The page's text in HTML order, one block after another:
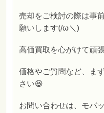
売却をご検討の際は事
願いします(/ω＼)
高価買取を心がけて頑
価格やご質問など、ま
さい😆
お問い合わせは、モバ